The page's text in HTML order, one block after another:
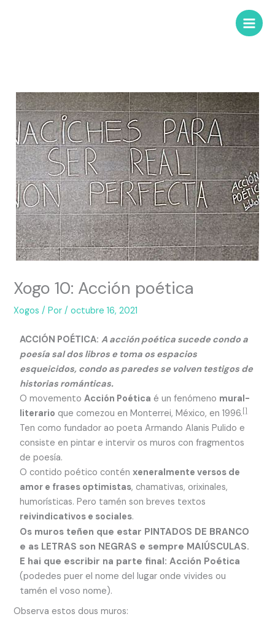
Xogo 10: Acción poética
Xogos / Por/octubre 16, 2021
ACCIÓN POÉTICA: A acción poética sucede condo a
poesía sal dos libros e toma os espacios
esqueicidos, condo as paredes se volven testigos de
historias románticas.
O movementoAcción Poética é un fenómeno mural-
literario que comezou en Monterrei, México, en 1996.[]
Ten como fundador ao poeta Armando Alanis Pulido e
consiste en pintar e intervir os muros con fragmentos
de poesía.
O contido poético conténxeneralmente versos de
amor e frases optimistas, chamativas, orixinales,
humorísticas. Pero tamén son breves textos
reivindicativos e sociales.
Os muros teñen que estar PINTADOS DE BRANCO
e as LETRAS son NEGRAS e sempre MAIÚSCULAS.
E hai que escribir na parte final: Acción Poética
(podedes puer el nome del lugar onde vivides ou
tamén el voso nome).
Observa estos dous muros: